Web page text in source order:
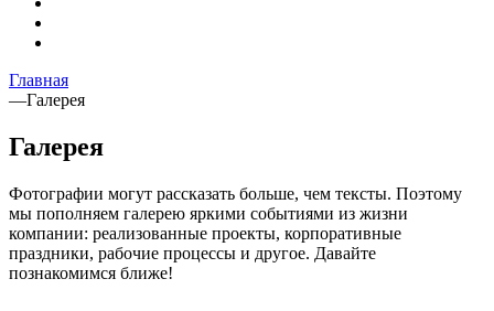
Главная
—Галерея
Галерея
Фотографии могут рассказать больше, чем тексты. Поэтому
мы пополняем галерею яркими событиями из жизни
компании: реализованные проекты, корпоративные
праздники, рабочие процессы и другое. Давайте
познакомимся ближе!